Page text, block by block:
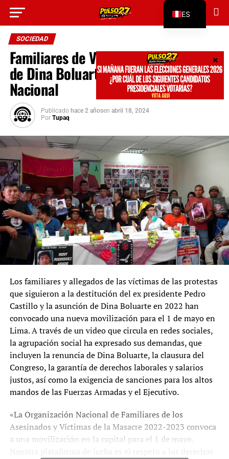
SOCIEDAD
Familiares de Víctimas del Régimen
de Dina Boluarte Anuncian Protesta
Nacional
Publicado hace 2 añosen abril 18, 2024
Por Tupaq
Los familiares y allegados de las víctimas de las protestas
que siguieron a la destitución del ex presidente Pedro
Castillo y la asunción de Dina Boluarte en 2022 han
convocado una nueva movilización para el 1 de mayo en
Lima. A través de un video que circula en redes sociales,
la agrupación social ha expresado sus demandas, que
incluyen la renuncia de Dina Boluarte, la clausura del
Congreso, la garantía de derechos laborales y salarios
justos, así como la exigencia de sanciones para los altos
mandos de las Fuerzas Armadas y el Ejecutivo.
«La Organización Nacional de Familiares de los
Asesinados y Víctimas de la Masacre 2022-2023 convoca
a una movilización en la capital para el 1 de mayo.
Go to mobile version
ES
EN